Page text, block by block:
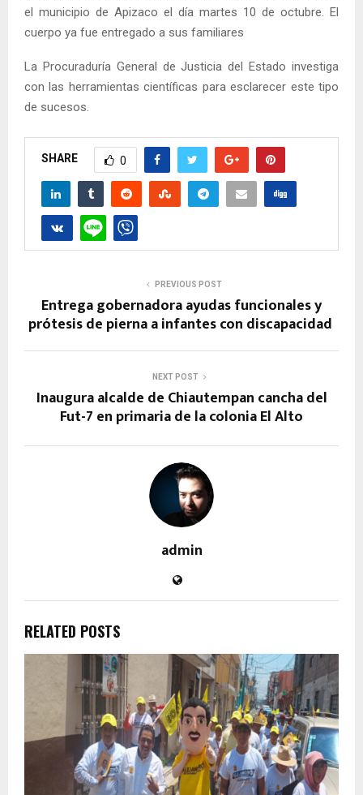
el municipio de Apizaco el día martes 10 de octubre. El
cuerpo ya fue entregado a sus familiares
La Procuraduría General de Justicia del Estado investiga
con las herramientas científicas para esclarecer este tipo
de sucesos.
SHARE 0
PREVIOUS POST
Entrega gobernadora ayudas funcionales y
prótesis de pierna a infantes con discapacidad
NEXT POST
Inaugura alcalde de Chiautempan cancha del
Fut-7 en primaria de la colonia El Alto
admin
RELATED POSTS